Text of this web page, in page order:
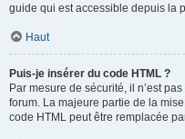
guide qui est accessible depuis la
Haut
Puis-je insérer du code HTML ?
Par mesure de sécurité, il n’est
forum. La majeure partie de la
code HTML peut être remplacée